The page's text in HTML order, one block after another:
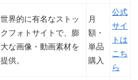
世界的に有名なストッ
クフォトサイトで、膨
大な画像・動画素材を
提供。
月
額・
単品
購入
公式
サイ
トは
こち
ら